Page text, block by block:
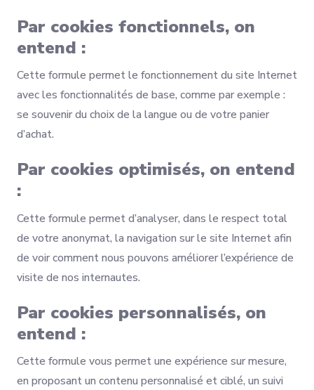
Par cookies fonctionnels, on
entend :
Cette formule permet le fonctionnement du site Internet
avec les fonctionnalités de base, comme par exemple :
se souvenir du choix de la langue ou de votre panier
d’achat.
Par cookies optimisés, on entend
:
Cette formule permet d’analyser, dans le respect total
de votre anonymat, la navigation sur le site Internet afin
de voir comment nous pouvons améliorer l’expérience de
visite de nos internautes.
Par cookies personnalisés, on
entend :
Cette formule vous permet une expérience sur mesure,
en proposant un contenu personnalisé et ciblé, un suivi